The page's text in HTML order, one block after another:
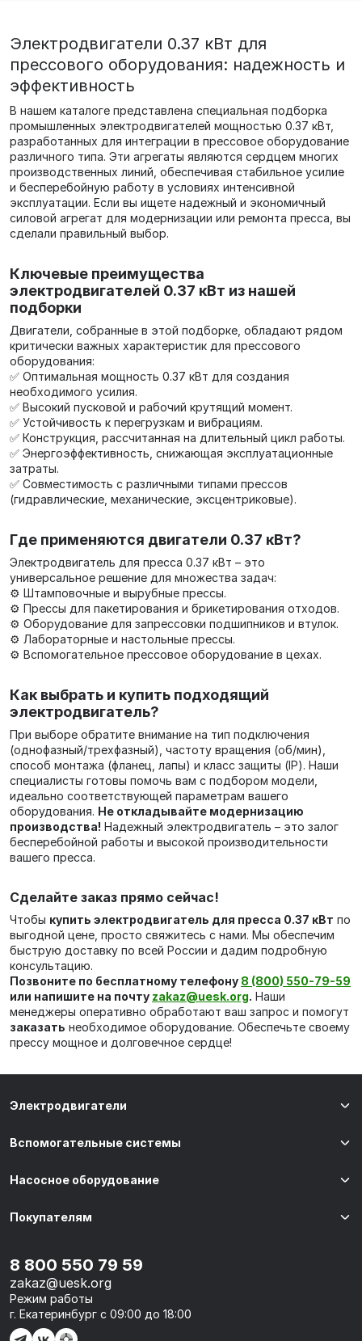
Электродвигатели 0.37 кВт для
прессового оборудования: надежность и
эффективность
В нашем каталоге представлена специальная подборка
промышленных электродвигателей мощностью 0.37 кВт,
разработанных для интеграции в прессовое оборудование
различного типа. Эти агрегаты являются сердцем многих
производственных линий, обеспечивая стабильное усилие
и бесперебойную работу в условиях интенсивной
эксплуатации. Если вы ищете надежный и экономичный
силовой агрегат для модернизации или ремонта пресса, вы
сделали правильный выбор.
Ключевые преимущества
электродвигателей 0.37 кВт из нашей
подборки
Двигатели, собранные в этой подборке, обладают рядом
критически важных характеристик для прессового
оборудования:
✅ Оптимальная мощность 0.37 кВт для создания
необходимого усилия.
✅ Высокий пусковой и рабочий крутящий момент.
✅ Устойчивость к перегрузкам и вибрациям.
✅ Конструкция, рассчитанная на длительный цикл работы.
✅ Энергоэффективность, снижающая эксплуатационные
затраты.
✅ Совместимость с различными типами прессов
(гидравлические, механические, эксцентриковые).
Где применяются двигатели 0.37 кВт?
Электродвигатель для пресса 0.37 кВт – это
универсальное решение для множества задач:
⚙️ Штамповочные и вырубные прессы.
⚙️ Прессы для пакетирования и брикетирования отходов.
⚙️ Оборудование для запрессовки подшипников и втулок.
⚙️ Лабораторные и настольные прессы.
⚙️ Вспомогательное прессовое оборудование в цехах.
Как выбрать и купить подходящий
электродвигатель?
При выборе обратите внимание на тип подключения
(однофазный/трехфазный), частоту вращения (об/мин),
способ монтажа (фланец, лапы) и класс защиты (IP). Наши
специалисты готовы помочь вам с подбором модели,
идеально соответствующей параметрам вашего
оборудования. Не откладывайте модернизацию
производства! Надежный электродвигатель – это залог
бесперебойной работы и высокой производительности
вашего пресса.
Сделайте заказ прямо сейчас!
Чтобы купить электродвигатель для пресса 0.37 кВт по
выгодной цене, просто свяжитесь с нами. Мы обеспечим
быструю доставку по всей России и дадим подробную
консультацию.
Позвоните по бесплатному телефону 8 (800) 550-79-59
или напишите на почту zakaz@uesk.org. Наши
менеджеры оперативно обработают ваш запрос и помогут
заказать необходимое оборудование. Обеспечьте своему
прессу мощное и долговечное сердце!
Электродвигатели
Вспомогательные системы
Насосное оборудование
Покупателям
8 800 550 79 59
zakaz@uesk.org
Режим работы
г. Екатеринбург с 09:00 до 18:00